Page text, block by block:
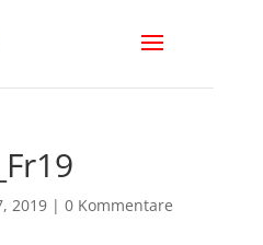
2019| 0 Kommentare